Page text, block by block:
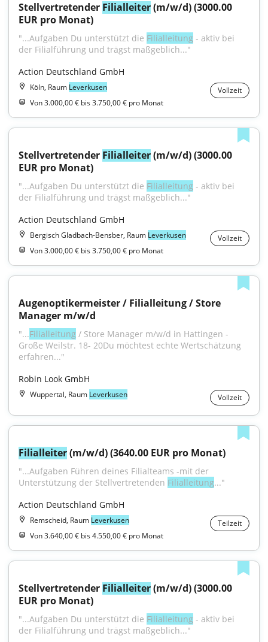
Stellvertretender Filialleiter (m/w/d) (3000.00
EUR pro Monat)
"...Aufgaben Du unterstützt die Filialleitung - aktiv bei
der Filialführung und trägst maßgeblich..."
Action Deutschland GmbH
Köln, Raum Leverkusen
Vollzeit
Von 3.000,00 € bis 3.750,00 € pro Monat
Stellvertretender Filialleiter (m/w/d) (3000.00
EUR pro Monat)
"...Aufgaben Du unterstützt die Filialleitung - aktiv bei
der Filialführung und trägst maßgeblich..."
Action Deutschland GmbH
Bergisch Gladbach-Bensber, Raum Leverkusen
Vollzeit
Von 3.000,00 € bis 3.750,00 € pro Monat
Augenoptikermeister / Filialleitung / Store
Manager m/w/d
"...Filialleitung / Store Manager m/w/d in Hattingen -
Große Weilstr. 18- 20Du möchtest echte Wertschätzung
erfahren..."
Robin Look GmbH
Wuppertal, Raum Leverkusen Vollzeit
Filialleiter (m/w/d) (3640.00 EUR pro Monat)
"...Aufgaben Führen deines Filialteams -mit der
Unterstützung der Stellvertretenden Filialleitung..."
Action Deutschland GmbH
Remscheid, Raum Leverkusen
Teilzeit
Von 3.640,00 € bis 4.550,00 € pro Monat
Stellvertretender Filialleiter (m/w/d) (3000.00
EUR pro Monat)
"...Aufgaben Du unterstützt die Filialleitung - aktiv bei
der Filialführung und trägst maßgeblich..."